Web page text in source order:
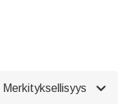
Merkityksellisyys 